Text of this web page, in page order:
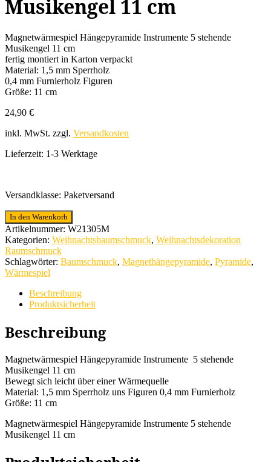
Musikengel 11 cm
Magnetwärmespiel Hängepyramide Instrumente 5 stehende
Musikengel 11 cm
fertig montiert in Karton verpackt
Material: 1,5 mm Sperrholz
0,4 mm Furnierholz Figuren
Größe: 11 cm
24,90 €
inkl. MwSt. zzgl. Versandkosten
Lieferzeit: 1-3 Werktage
Versandklasse: Paketversand
Magnetwärmespiel
Hängepyramide
Instrumente
5
stehende
Musikengel
11
Menge
In den Warenkorb
Artikelnummer: W21305M
Kategorien: Weihnachtsbaumschmuck, Weihnachtsdekoration
Raumschmuck
Schlagwörter: Baumschmuck, Magnethängepyramide, Pyramide,
Wärmespiel
Beschreibung
Produktsicherheit
Beschreibung
Magnetwärmespiel Hängepyramide Instrumente 5 stehende
Musikengel 11 cm
Bewegt sich leicht über einer Wärmequelle
Material: 1,5 mm Sperrholz uns Figuren 0,4 mm Furnierholz
Größe: 11 cm
Magnetwärmespiel Hängepyramide Instrumente 5 stehende
Musikengel 11 cm